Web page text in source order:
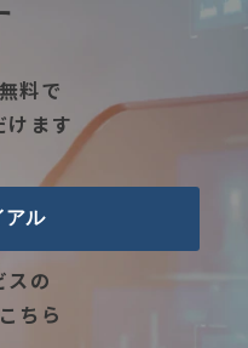
料で
けます
アル
スの
ちら